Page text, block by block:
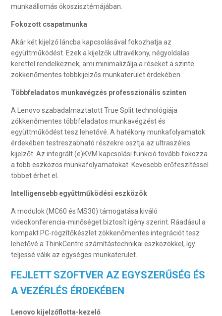
munkaállomás ökoszisztémájában.
Fokozott csapatmunka
Akár két kijelző láncba kapcsolásával fokozhatja az
együttműködést. Ezek a kijelzők ultravékony, négyoldalas
kerettel rendelkeznek, ami minimalizálja a réseket a szinte
zökkenőmentes többkijelzős munkaterület érdekében.
Többfeladatos munkavégzés professzionális szinten
A Lenovo szabadalmaztatott True Split technológiája
zökkenőmentes többfeladatos munkavégzést és
együttműködést tesz lehetővé. A hatékony munkafolyamatok
érdekében testreszabható részekre osztja az ultraszéles
kijelzőt. Az integrált (e)KVM kapcsolási funkció tovább fokozza
a több eszközös munkafolyamatokat. Kevesebb erőfeszítéssel
többet érhet el.
Intelligensebb együttműködési eszközök
A modulok (MC60 és MS30) támogatása kiváló
videokonferencia-minőséget biztosít igény szerint. Ráadásul a
kompakt PC-rögzítőkészlet zökkenőmentes integrációt tesz
lehetővé a ThinkCentre számítástechnikai eszközökkel, így
teljessé válik az egységes munkaterület.
FEJLETT SZOFTVER AZ EGYSZERŰSÉG ÉS
A VEZÉRLÉS ÉRDEKÉBEN
Lenovo kijelzőflotta-kezelő